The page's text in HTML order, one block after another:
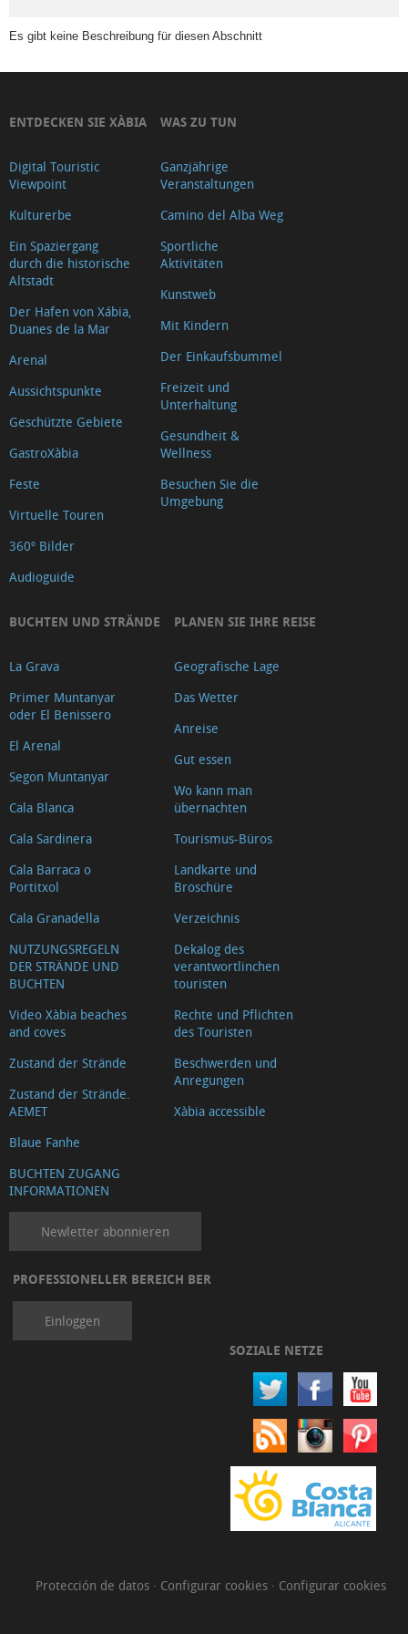
Fahrradverleih
kann
übernachten
Kunst
Verbände
in
Xàbia
und
essen
Tauchen
Kinos
Apotheken
Fitnessstudios
und
Immobilienbüros
Multi-
Andere
Sportarten
Öffentliche
Dienste
Verkehr
Cocktailbar
Bierstuben
Reformgeschäft
Internet
Juristische
Dienste
GESUNDHEIT
UND
WOHLBEFINDEN
Hausrenovierungen
und
Dienstleistungen
Autohändler
Xàbia
Es gibt keine Beschreibung für diesen Abschnitt
ENTDECKEN SIE XÀBIA
Digital Touristic
Viewpoint
Kulturerbe
Ein Spaziergang
durch die historische
Altstadt
Der Hafen von Xábia,
Duanes de la Mar
Arenal
Aussichtspunkte
Geschützte Gebiete
GastroXàbia
Feste
Virtuelle Touren
360º Bilder
Audioguide
WAS ZU TUN
Ganzjährige
Veranstaltungen
Camino del Alba Weg
Sportliche
Aktivitäten
Kunstweb
Mit Kindern
Der Einkaufsbummel
Freizeit und
Unterhaltung
Gesundheit &
Wellness
Besuchen Sie die
Umgebung
BUCHTEN UND STRÄNDE
La Grava
Primer Muntanyar
oder El Benissero
El Arenal
Segon Muntanyar
Cala Blanca
Cala Sardinera
Cala Barraca o
Portitxol
Cala Granadella
NUTZUNGSREGELN
DER STRÄNDE UND
BUCHTEN
Video Xàbia beaches
and coves
Zustand der Strände
Zustand der Strände.
AEMET
Blaue Fanhe
BUCHTEN ZUGANG
INFORMATIONEN
PLANEN SIE IHRE REISE
Geografische Lage
Das Wetter
Anreise
Gut essen
Wo kann man
übernachten
Tourismus-Büros
Landkarte und
Broschüre
Verzeichnis
Dekalog des
verantwortlinchen
touristen
Rechte und Pflichten
des Touristen
Beschwerden und
Anregungen
Xàbia accessible
Newletter abonnieren
PROFESSIONELLER BEREICH BER
Einloggen
SOZIALE NETZE
Protección de datos · Configurar cookies · Configurar cookies